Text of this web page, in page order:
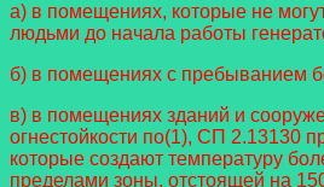
а) в помещениях, которые не
людьми до начала работы
б) в помещениях с пребыванием
в) в помещениях зданий и
огнестойкости по(1), СП 2.13130
которые создают температуру
пределами зоны, отстоящей на